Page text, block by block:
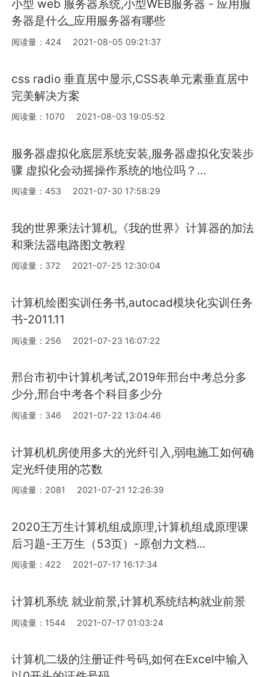
小型 web 服务器系统,小型WEB服务器 - 应用服
务器是什么_应用服务器有哪些
阅读量：424 2021-08-05 09:21:37
css radio 垂直居中显示,CSS表单元素垂直居中
完美解决方案
阅读量：1070 2021-08-03 19:05:52
服务器虚拟化底层系统安装,服务器虚拟化安装步
骤 虚拟化会动摇操作系统的地位吗？...
阅读量：453 2021-07-30 17:58:29
我的世界乘法计算机,《我的世界》计算器的加法
和乘法器电路图文教程
阅读量：372 2021-07-25 12:30:04
计算机绘图实训任务书,autocad模块化实训任务
书-2011.11
阅读量：256 2021-07-23 16:07:22
邢台市初中计算机考试,2019年邢台中考总分多
少分,邢台中考各个科目多少分
阅读量：346 2021-07-22 13:04:46
计算机机房使用多大的光纤引入,弱电施工如何确
定光纤使用的芯数
阅读量：2081 2021-07-21 12:26:39
2020王万生计算机组成原理,计算机组成原理课
后习题-王万生（53页）-原创力文档...
阅读量：422 2021-07-17 16:17:34
计算机系统 就业前景,计算机系统结构就业前景
阅读量：1544 2021-07-17 01:03:24
计算机二级的注册证件号码,如何在Excel中输入